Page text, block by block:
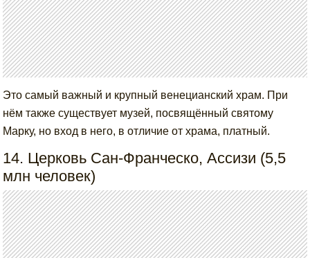
Это самый важный и крупный венецианский храм. При
нём также существует музей, посвящённый святому
Марку, но вход в него, в отличие от храма, платный.
14. Церковь Сан-Франческо, Ассизи (5,5
млн человек)